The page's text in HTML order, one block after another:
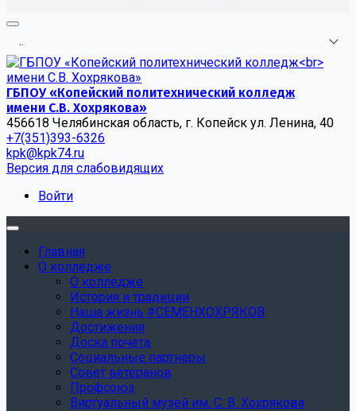
...
ГБПОУ «Копейский политехнический колледж
имени С.В. Хохрякова»
456618 Челябинская область, г. Копейск ул. Ленина, 40
+7(351)393-6326
kpk@kpk74.ru
Версия для слабовидящих
Войти
Главная
О колледже
О колледже
История и традиции
Наша жизнь #СЕМЕНХОХРЯКОВ
Достижения
Доска почета
Социальные партнеры
Совет ветеранов
Профсоюз
Виртуальный музей им. С. В. Хохрякова